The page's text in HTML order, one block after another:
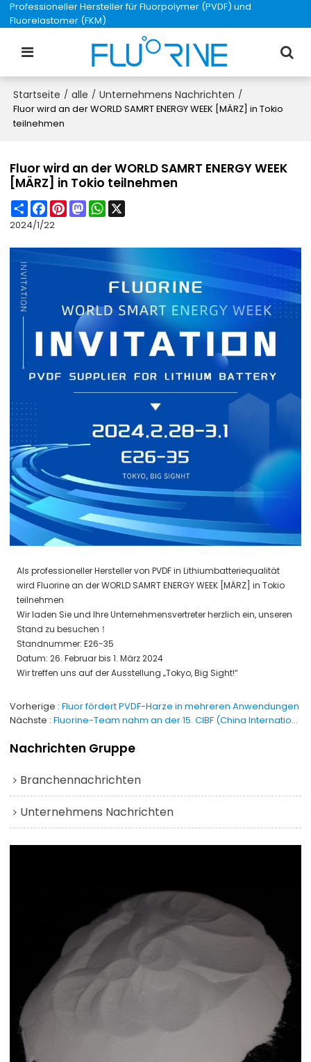
Professioneller Hersteller für Fluorpolymer (PVDF) und
Fluorelastomer (FKM)
Startseite / alle / Unternehmens Nachrichten /
Fluor wird an der WORLD SAMRT ENERGY WEEK [MÄRZ] in Tokio
teilnehmen
Fluor wird an der WORLD SAMRT ENERGY WEEK
[MÄRZ] in Tokio teilnehmen
ShareFacebook
PinterestMastodonWhatsApp
2024/1/22
Als professioneller Herstellervon PVDF in Lithiumbatteriequalität
wird Fluorine an der WORLD SAMRT ENERGY WEEK [MÄRZ] in Tokio
teilnehmen
Wir laden Sie und Ihre Unternehmensvertreter herzlich ein, unseren
Stand zu besuchen！
Standnummer: E26-35
Datum: 26. Februar bis 1. März 2024
Wir treffen uns auf der Ausstellung„Tokyo, Big Sight!“
Vorherige Fluor fördert PVDF-Harze in mehreren Anwendungen
Nächste
Fluorine-Team nahm an der 15. CIBF (China International Battery Fair) teil
Nachrichten Gruppe
Branchennachrichten
Unternehmens Nachrichten